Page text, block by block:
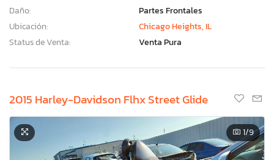
Daño:
Partes Frontales
Ubicación:
Chicago Heights, IL
Status de Venta:
Venta Pura
2015 Harley-Davidson Flhx Street Glide
1/9